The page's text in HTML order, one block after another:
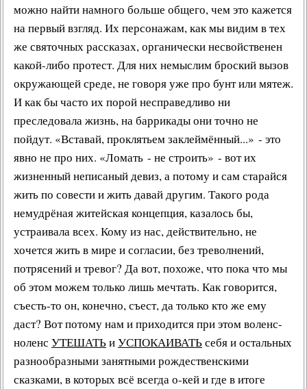
можно найти намного больше общего, чем это кажется
на первый взгляд. Их персонажам, как мы видим в тех
же святочных рассказах, органически несвойственен
какой-либо протест. Для них немыслим броский вызов
окружающей среде, не говоря уже про бунт или мятеж.
И как бы часто их порой несправедливо ни
преследовала жизнь, на баррикады они точно не
пойдут. «Вставай, проклятьем заклеймённый...» - это
явно не про них. «Ломать - не строить» - вот их
жизненный неписаный девиз, а потому и самстарайся
жить по совестии жить давай другим. Такого рода
немудрёнаяжитейская концепция, казалось бы,
устраивала всех. Кому из нас, действительно, не
хочется жить в мире и согласии, без треволнений,
потрясений и тревог? Да вот, похоже, что пока что мы
об этом можем только лишь мечтать. Как говорится,
съесть-то он, конечно, съест, да только кто же ему
даст? Вот потому нам и приходится при этомволенс-
ноленс УТЕШАТЬиУСПОКАИВАТЬсебя и остальных
разнообразными занятнымирождественскими
сказками, в которых всё всегда о-кей и где в итоге